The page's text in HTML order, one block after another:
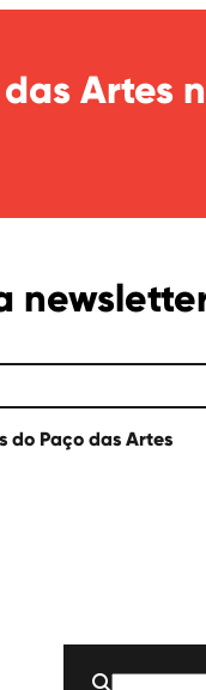
Artes
do Paço das Artes
Buscar